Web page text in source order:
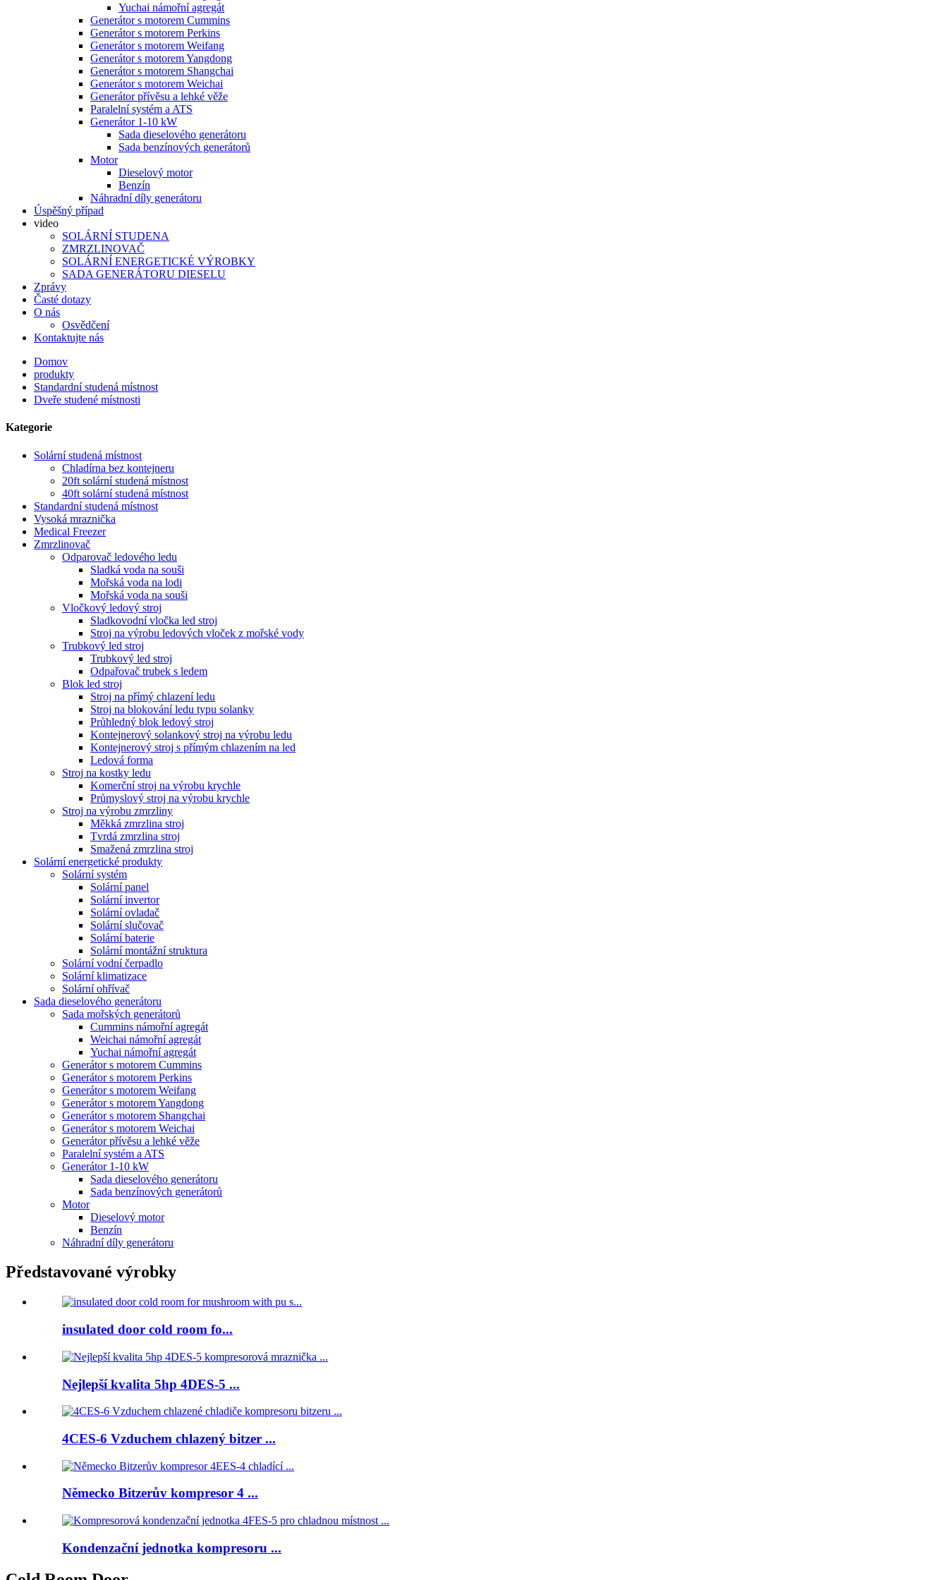
Yuchai námořní agregát
Generátor s motorem Cummins
Generátor s motorem Perkins
Generátor s motorem Weifang
Generátor s motorem Yangdong
Generátor s motorem Shangchai
Generátor s motorem Weichai
Generátor přívěsu a lehké věže
Paralelní systém a ATS
Generátor 1-10 kW
Sada dieselového generátoru
Sada benzínových generátorů
Motor
Dieselový motor
Benzín
Náhradní díly generátoru
Úspěšný případ
video
SOLÁRNÍ STUDENA
ZMRZLINOVAČ
SOLÁRNÍ ENERGETICKÉ VÝROBKY
SADA GENERÁTORU DIESELU
Zprávy
Časté dotazy
O nás
Osvědčení
Kontaktujte nás
Domov
produkty
Standardní studená místnost
Dveře studené místnosti
Kategorie
Solární studená místnost
Chladírna bez kontejneru
20ft solární studená místnost
40ft solární studená místnost
Standardní studená místnost
Vysoká mraznička
Medical Freezer
Zmrzlinovač
Odparovač ledového ledu
Sladká voda na souši
Mořská voda na lodi
Mořská voda na souši
Vločkový ledový stroj
Sladkovodní vločka led stroj
Stroj na výrobu ledových vloček z mořské vody
Trubkový led stroj
Trubkový led stroj
Odpařovač trubek s ledem
Blok led stroj
Stroj na přímý chlazení ledu
Stroj na blokování ledu typu solanky
Průhledný blok ledový stroj
Kontejnerový solankový stroj na výrobu ledu
Kontejnerový stroj s přímým chlazením na led
Ledová forma
Stroj na kostky ledu
Komerční stroj na výrobu krychle
Průmyslový stroj na výrobu krychle
Stroj na výrobu zmrzliny
Měkká zmrzlina stroj
Tvrdá zmrzlina stroj
Smažená zmrzlina stroj
Solární energetické produkty
Solární systém
Solární panel
Solární invertor
Solární ovladač
Solární slučovač
Solární baterie
Solární montážní struktura
Solární vodní čerpadlo
Solární klimatizace
Solární ohřívač
Sada dieselového generátoru
Sada mořských generátorů
Cummins námořní agregát
Weichai námořní agregát
Yuchai námořní agregát
Generátor s motorem Cummins
Generátor s motorem Perkins
Generátor s motorem Weifang
Generátor s motorem Yangdong
Generátor s motorem Shangchai
Generátor s motorem Weichai
Generátor přívěsu a lehké věže
Paralelní systém a ATS
Generátor 1-10 kW
Sada dieselového generátoru
Sada benzínových generátorů
Motor
Dieselový motor
Benzín
Náhradní díly generátoru
Představované výrobky
insulated door cold room fo...
Nejlepší kvalita 5hp 4DES-5 ...
4CES-6 Vzduchem chlazený bitzer ...
Německo Bitzerův kompresor 4 ...
Kondenzační jednotka kompresoru ...